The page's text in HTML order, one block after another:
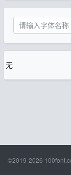
无
©2019-2026